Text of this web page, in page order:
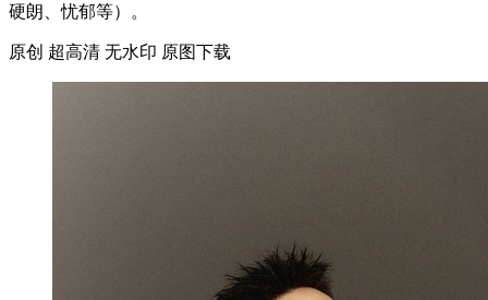
硬朗、忧郁等）。
原创 超高清 无水印 原图下载